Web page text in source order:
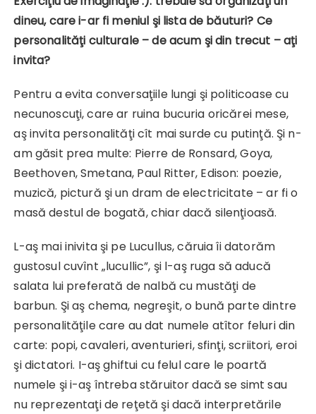
dineu, care i-ar fi meniul şi lista de băuturi? Ce
personalităţi culturale – de acum şi din trecut – aţi
invita?
Pentru a evita conversaţiile lungi şi politicoase cu
necunoscuţi, care ar ruina bucuria oricărei mese,
aş invita personalităţi cît mai surde cu putinţă. Şi n-
am găsit prea multe: Pierre de Ronsard, Goya,
Beethoven, Smetana, Paul Ritter, Edison: poezie,
muzică, pictură şi un dram de electricitate – ar fi o
masă destul de bogată, chiar dacă silenţioasă.
L-aş mai inivita şi pe Lucullus, căruia îi datorăm
gustosul cuvînt „lucullic”, şi l-aş ruga să aducă
salata lui preferată de nalbă cu mustăţi de
barbun. Şi aş chema, negreşit, o bună parte dintre
personalităţile care au dat numele atîtor feluri din
carte: popi, cavaleri, aventurieri, sfinţi, scriitori, eroi
şi dictatori. I-aş ghiftui cu felul care le poartă
numele şi i-aş întreba stăruitor dacă se simt sau
nu reprezentaţi de reţetă şi dacă interpretările